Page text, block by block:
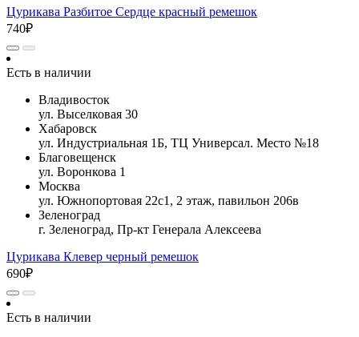
Цурикава Разбитое Сердце красный ремешок
740₽
Есть в наличии
Владивосток
ул. Выселковая 30
Хабаровск
ул. Индустриальная 1Б, ТЦ Универсал. Место №18
Благовещенск
ул. Воронкова 1
Москва
ул. Южнопортовая 22с1, 2 этаж, павильон 206в
Зеленоград
г. Зеленоград, Пр-кт Генерала Алексеева
Цурикава Клевер черный ремешок
690₽
Есть в наличии